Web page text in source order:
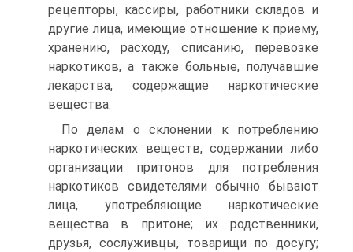
рецепторы, кассиры, работники складов и
другие лица, имеющие отношение к приему,
хранению, расходу, списанию, перевозке
наркотиков, а также больные, получавшие
лекарства, содержащие наркотические
вещества.
По делам о склонении к потреблению
наркотических веществ, содержании либо
организации притонов для потребления
наркотиков свидетелями обычно бывают
лица, употребляющие наркотические
вещества в притоне; их родственники,
друзья, сослуживцы, товарищи по досугу;